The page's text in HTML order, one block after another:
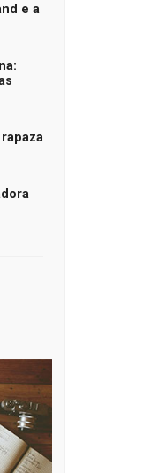
e a